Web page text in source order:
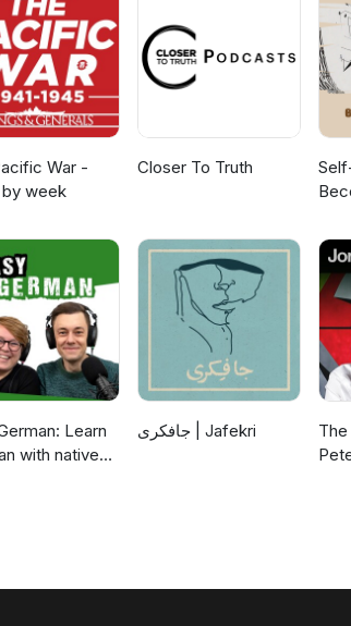
War -
week
Closer To Truth
Learn
with native
جافکری | Jafekri